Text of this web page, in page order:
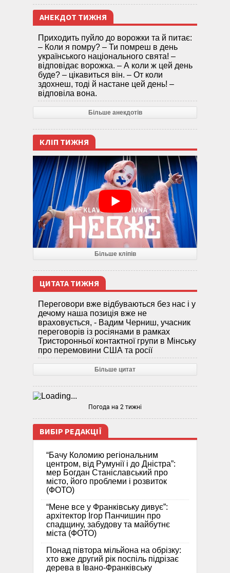
АНЕКДОТ ТИЖНЯ
Приходить пуйло до ворожки та й питає:
– Коли я помру? – Ти помреш в день
українського національного свята! –
відповідає ворожка. – А коли ж цей день
буде? – цікавиться він. – От коли
здохнеш, тоді й настане цей день! –
відповіла вона.
Більше анекдотів
КЛІП ТИЖНЯ
Більше кліпів
ЦИТАТА ТИЖНЯ
Переговори вже відбуваються без нас і у
дечому наша позиція вже не
враховується, - Вадим Черниш, учасник
переговорів із росіянами в рамках
Тристоронньої контактної групи в Мінську
про перемовини США та росії
Більше цитат
Погода на 2 тижні
ВИБІР РЕДАКЦІЇ
“Бачу Коломию регіональним
центром, від Румунії і до Дністра”:
мер Богдан Станіславський про
місто, його проблеми і розвиток
(ФОТО)
“Мене все у Франківську дивує”:
архітектор Ігор Панчишин про
спадщину, забудову та майбутнє
міста (ФОТО)
Понад півтора мільйона на обрізку:
хто вже другий рік поспіль підрізає
дерева в Івано-Франківську